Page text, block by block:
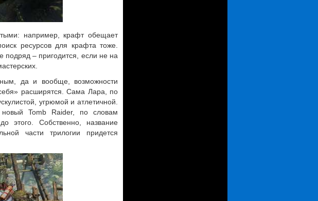
например, крафт обещает
ресурсов для крафта тоже.
подряд – пригодится, если не на
да и вообще, возможности
расширятся. Сама Лара, по
угрюмой и атлетичной.
новый Tomb Raider, по словам
этого. Собственно, название
части трилогии придется